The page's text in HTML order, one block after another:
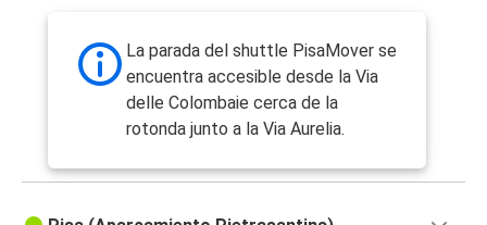
La parada del shuttle PisaMover se
encuentra accesible desde la Via
delle Colombaie cerca de la
rotonda junto a la Via Aurelia.